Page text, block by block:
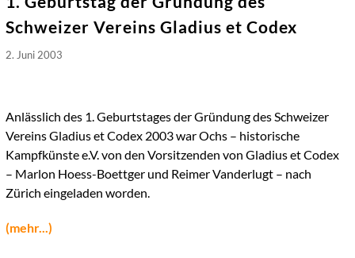
Schweizer Vereins Gladius et Codex
2. Juni 2003
Anlässlich des 1. Geburtstages der Gründung des Schweizer
Vereins Gladius et Codex 2003 war Ochs – historische
Kampfkünste e.V. von den Vorsitzenden von Gladius et Codex
– Marlon Hoess-Boettger und Reimer Vanderlugt – nach
Zürich eingeladen worden.
(mehr...)